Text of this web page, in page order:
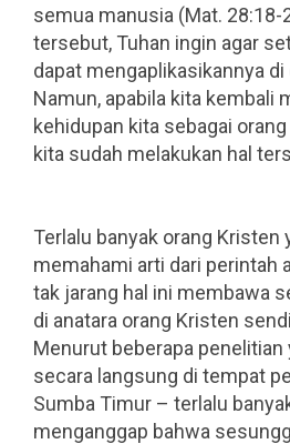
semua manusia (Mat. 28:18-
tersebut, Tuhan ingin agar
dapat mengaplikasikannya
Namun, apabila kita kembali
kehidupan kita sebagai
kita sudah melakukan hal
Terlalu banyak orang Kristen
memahami arti dari perintah
tak jarang hal ini membawa
di anatara orang Kristen
Menurut beberapa penelitian
secara langsung di tempat
Sumba Timur – terlalu
menganggap bahwa